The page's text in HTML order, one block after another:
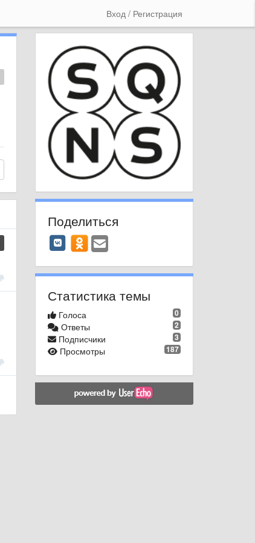
Вход / Регистрация
Поделиться
Статистика темы
0
Голоса
2
Ответы
3
Подписчики
187
Просмотры